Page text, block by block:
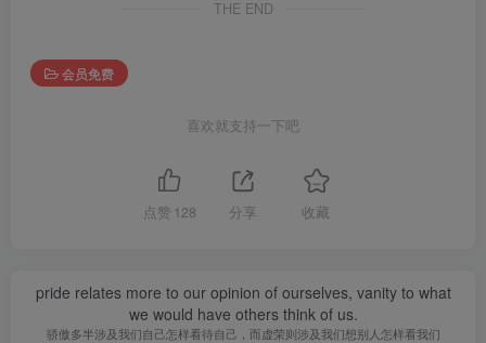
THE END
会员免费
喜欢就支持一下吧
点赞 128 分享 收藏
pride relates more to our opinion of ourselves, vanity to what
we would have others think of us.
骄傲多半涉及我们自己怎样看待自己，而虚荣则涉及我们想别人怎样看我们